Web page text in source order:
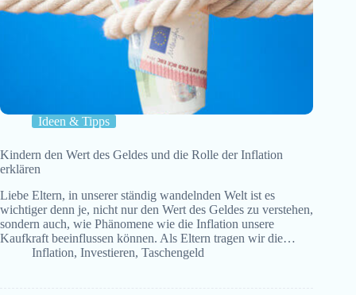
Ideen & Tipps
Kindern den Wert des Geldes und die Rolle der Inflation
erklären
Liebe Eltern, in unserer ständig wandelnden Welt ist es
wichtiger denn je, nicht nur den Wert des Geldes zu verstehen,
sondern auch, wie Phänomene wie die Inflation unsere
Kaufkraft beeinflussen können. Als Eltern tragen wir die…
Inflation, Investieren, Taschengeld